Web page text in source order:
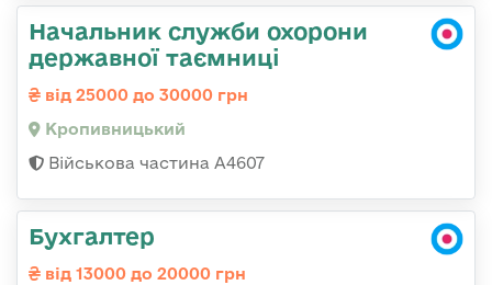
Начальник служби охорони
державної таємниці
від 25000 до 30000 грн
Кропивницький
Військова частина А4607
Бухгалтер
від 13000 до 20000 грн